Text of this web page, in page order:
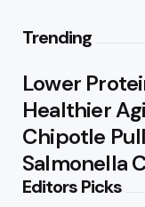
Trending
Lower
Healthier
Chipotle
Salmonella
Editors Picks